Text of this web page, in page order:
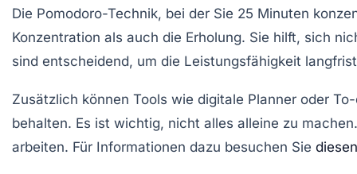
Die Pomodoro-Technik, bei der Sie 25 Minuten
Konzentration als auch die Erholung. Sie hilft, sich
sind entscheidend, um die Leistungsfähigkeit
Zusätzlich können Tools wie digitale Planner oder
behalten. Es ist wichtig, nicht alles alleine zu
arbeiten. Für Informationen dazu besuchen Sie